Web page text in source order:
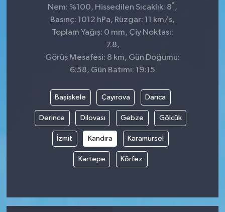
Nem: %100, Hissedilen Sıcaklık: 8° ,
Basınç: 1012 hPa, Rüzgar: 11 km/s,
Toplam Yağış: 0 mm, Çiy Noktası:
7.8,
Görüş Mesafesi: 8 km, Gün Doğumu:
6:58, Gün Batımı: 19:15
Başiskele Çayırova Darıca
Derince Dilovası Gebze Gölcük
İzmit Kandıra Karamürsel
Kartepe Körfez